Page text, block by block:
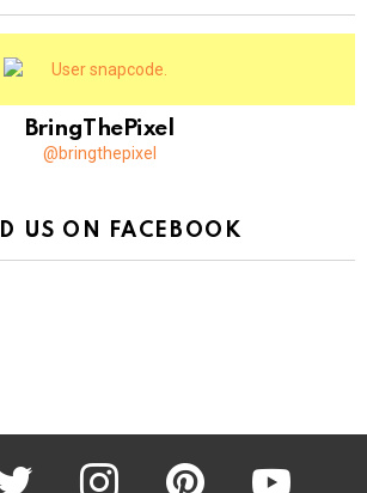
BringThePixel
@bringthepixel
US ON FACEBOOK
twitter instagram pinterest youtube